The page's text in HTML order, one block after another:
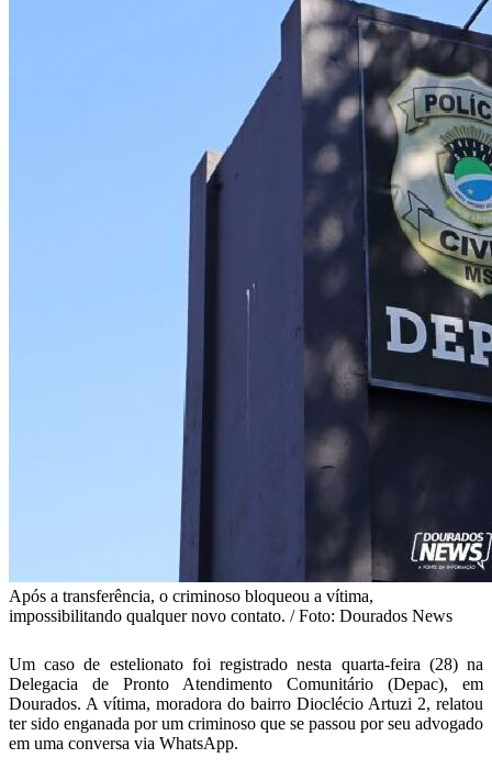
Após a transferência, o criminoso bloqueou a vítima,
impossibilitando qualquer novo contato. / Foto: Dourados News
Um caso de estelionato foi registrado nesta quarta-feira (28) na
Delegacia de Pronto Atendimento Comunitário (Depac), em
Dourados. A vítima, moradora do bairro Dioclécio Artuzi 2, relatou
ter sido enganada por um criminoso que se passou por seu advogado
em uma conversa via WhatsApp.